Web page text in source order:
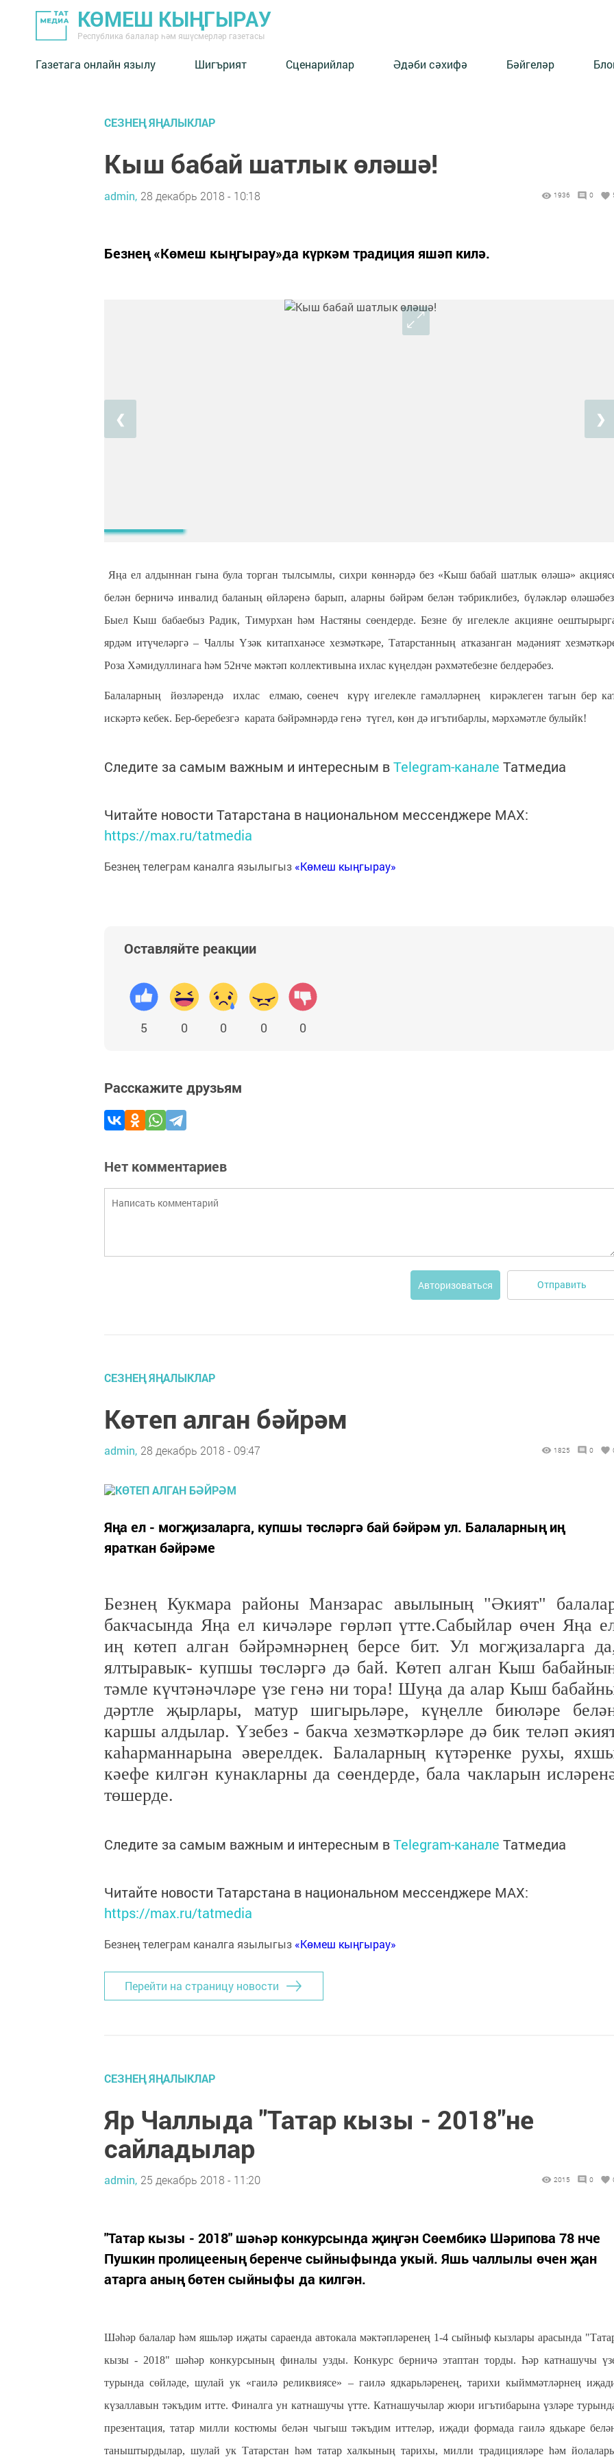
КӨМЕШ КЫҢГЫРАУ
Республика балалар һәм яшүсмерләр газетасы
Газетага онлайн язылу Шигърият Сценарийлар Әдәби сәхифә Бәйгеләр
СЕЗНЕҢ ЯҢАЛЫКЛАР
Кыш бабай шатлык өләшә!
admin, 28 декабрь 2018 - 10:18 1936 0
Безнең «Көмеш кыңгырау»да күркәм традиция яшәп килә.
❮ ❯
Яңа ел алдыннан гына була торган тылсымлы, сихри көннәрдә без «Кыш бабай шатлык өләшә»
белән берничә инвалид баланың өйләренә барып, аларны бәйрәм белән тәбриклибез, бүләкләр
Быел Кыш бабаебыз Радик, Тимурхан һәм Настяны сөендерде. Безне бу игелекле акцияне
ярдәм итүчеләргә – Чаллы Үзәк китапханәсе хезмәткәре, Татарстанның атказанган мәдәният
Роза Хәмидуллинага һәм 52нче мәктәп коллективына ихлас күңелдән рәхмәтебезне белдерәбез.
Балаларның йөзләрендә ихлас елмаю, сөенеч күрү игелекле гамәлләрнең кирәклеген тагын бер
искәртә кебек. Бер-беребезгә карата бәйрәмнәрдә генә түгел, көн дә игътибарлы, мәрхәмәтле булыйк!
Следите за самым важным и интересным вTelegram-канале Татмедиа
Читайте новости Татарстана в национальном мессенджере MАХ:
https://max.ru/tatmedia
Безнең телеграм каналга язылыгыз «Көмеш кыңгырау»
Оставляйте реакции
5 0 0 0 0
Расскажите друзьям
Нет комментариев
Авторизоваться Отправить
СЕЗНЕҢ ЯҢАЛЫКЛАР
Көтеп алган бәйрәм
admin, 28 декабрь 2018 - 09:47 1825 0
Яңа ел - могҗизаларга, купшы төсләргә бай бәйрәм ул. Балаларның иң
яраткан бәйрәме
Безнең Кукмара районы Манзарас авылының "Әкият"
бакчасында Яңа ел кичәләре гөрләп үтте.Сабыйлар өчен Яңа
иң көтеп алган бәйрәмнәрнең берсе бит. Ул могҗизаларга
ялтыравык- купшы төсләргә дә бай. Көтеп алган Кыш
тәмле күчтәнәчләре үзе генә ни тора! Шуңа да алар Кыш
дәртле җырлары, матур шигырьләре, күңелле биюләре
каршы алдылар. Үзебез - бакча хезмәткәрләре дә бик теләп
каһарманнарына әверелдек. Балаларның күтәренке рухы,
кәефе килгән кунакларны да сөендерде, бала чакларын
төшерде.
Следите за самым важным и интересным вTelegram-канале Татмедиа
Читайте новости Татарстана в национальном мессенджере MАХ:
https://max.ru/tatmedia
Безнең телеграм каналга язылыгыз «Көмеш кыңгырау»
Перейти на страницу новости
СЕЗНЕҢ ЯҢАЛЫКЛАР
Яр Чаллыда "Татар кызы - 2018"не
сайладылар
admin, 25 декабрь 2018 - 11:20 2015 0
"Татар кызы - 2018" шәһәр конкурсында җиңгән Сөембикә Шәрипова 78 нче
Пушкин пролицееның беренче сыйныфында укый. Яшь чаллылы өчен җан
атарга аның бөтен сыйныфы да килгән.
Шәһәр балалар һәм яшьләр иҗаты сараенда автокала мәктәпләренең 1-4 сыйныф кызлары арасында
кызы - 2018" шәһәр конкурсының финалы узды. Конкурс берничә этаптан торды. Һәр катнашучы
турында сөйләде, шулай ук «гаилә реликвиясе» – гаилә ядкарьләренең, тарихи кыйммәтләрнең
күзаллавын тәкъдим итте. Финалга ун катнашучы үтте. Катнашучылар жюри игътибарына үзләре
презентация, татар милли костюмы белән чыгыш тәкъдим иттеләр, иҗади формада гаилә ядькаре
таныштырдылар, шулай ук Татарстан һәм татар халкының тарихы, милли традицияләре һәм